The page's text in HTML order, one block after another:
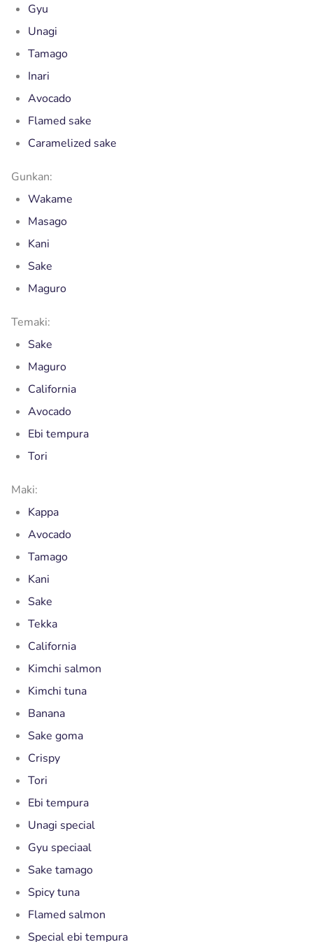
Gyu
Unagi
Tamago
Inari
Avocado
Flamed sake
Caramelized sake
Gunkan:
Wakame
Masago
Kani
Sake
Maguro
Temaki:
Sake
Maguro
California
Avocado
Ebi tempura
Tori
Maki:
Kappa
Avocado
Tamago
Kani
Sake
Tekka
California
Kimchi salmon
Kimchi tuna
Banana
Sake goma
Crispy
Tori
Ebi tempura
Unagi special
Gyu speciaal
Sake tamago
Spicy tuna
Flamed salmon
Special ebi tempura